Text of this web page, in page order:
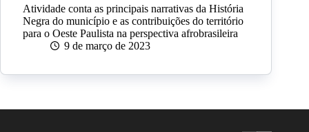
Atividade conta as principais narrativas da História
Negra do município e as contribuições do território
para o Oeste Paulista na perspectiva afrobrasileira
9 de março de 2023